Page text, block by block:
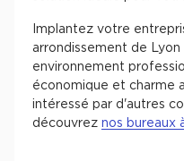
Implantez votre
arrondissement de
environnement
économique et charme
intéressé par d'autres
découvrez nos bureaux